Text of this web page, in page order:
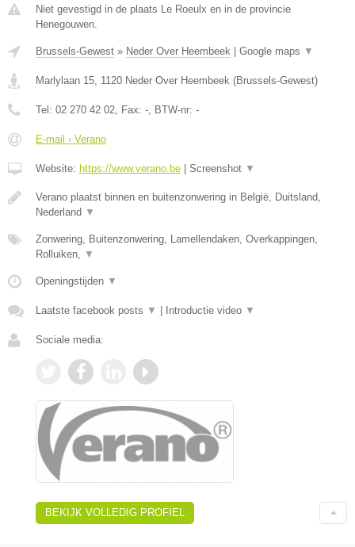
Niet gevestigd in de plaats Le Roeulx en in de provincie
Henegouwen.
Brussels-Gewest » Neder Over Heembeek Google maps ▼
Marlylaan 15, 1120 Neder Over Heembeek (Brussels-Gewest)
Tel: 02 270 42 02, Fax: -, BTW-nr: -
E-mail › Verano
Website: https://www.verano.be Screenshot ▼
Verano plaatst binnen en buitenzonwering in België, Duitsland,
Nederland ▼
Zonwering, Buitenzonwering, Lamellendaken, Overkappingen,
Rolluiken, ▼
Openingstijden ▼
Laatste facebook posts ▼ Introductie video ▼
Sociale media:
BEKIJK VOLLEDIG PROFIEL